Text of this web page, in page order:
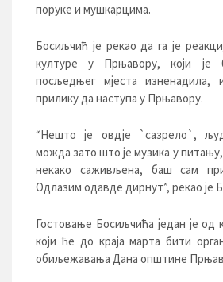
поруке и мушкарцима.
Босиљчић је рекао да га је
културе у Прњавору, који
посљедњег мјеста изненадила,
прилику да наступа у Прњавору.
“Нешто је овдје `сазрело`,
можда зато што је музика у питању,
некако саживљена, баш сам
Одлазим одавде дирнут”, рекао је
Гостовање Босиљчића један је од
који ће до краја марта бити
обиљежавања Дана општине